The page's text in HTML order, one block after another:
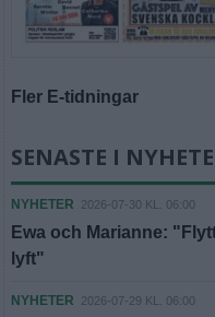
Fler E-tidningar
SENASTE I
NYHETER 2026-07-30 KL. 06:00
Ewa och Marianne:
lyft"
NYHETER 2026-07-29 KL. 06:00